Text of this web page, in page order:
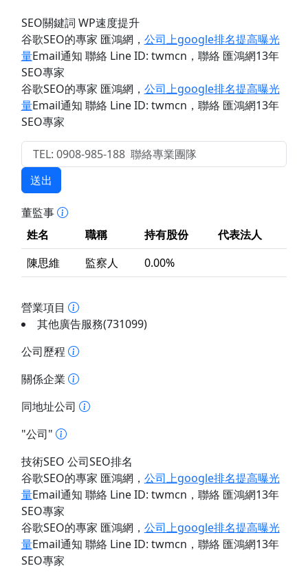
SEO關鍵詞 WP速度提升
谷歌SEO的專家 匯鴻網 ， 公司上google排名提高曝光
量Email通知 聯絡 Line ID: twmcn ，聯絡 匯鴻網13年
SEO專家
谷歌SEO的專家 匯鴻網 ， 公司上google排名提高曝光
量Email通知 聯絡 Line ID: twmcn ，聯絡 匯鴻網13年
SEO專家
送出
董監事
姓名
職稱 持有股份
代表法人
陳思維
監察人 0.00%
營業項目
其他廣告服務(731099)
公司歷程
關係企業
同地址公司
"公司"
技術SEO 公司SEO排名
谷歌SEO的專家 匯鴻網 ， 公司上google排名提高曝光
量Email通知 聯絡 Line ID: twmcn ，聯絡 匯鴻網13年
SEO專家
谷歌SEO的專家 匯鴻網 ， 公司上google排名提高曝光
量Email通知 聯絡 Line ID: twmcn ，聯絡 匯鴻網13年
SEO專家